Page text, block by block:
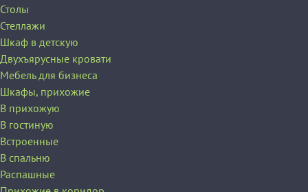
Столы
Стеллажи
Шкаф в детскую
Двухъярусные кровати
Мебель для бизнеса
Шкафы, прихожие
В прихожую
В гостиную
Встроенные
В спальню
Распашные